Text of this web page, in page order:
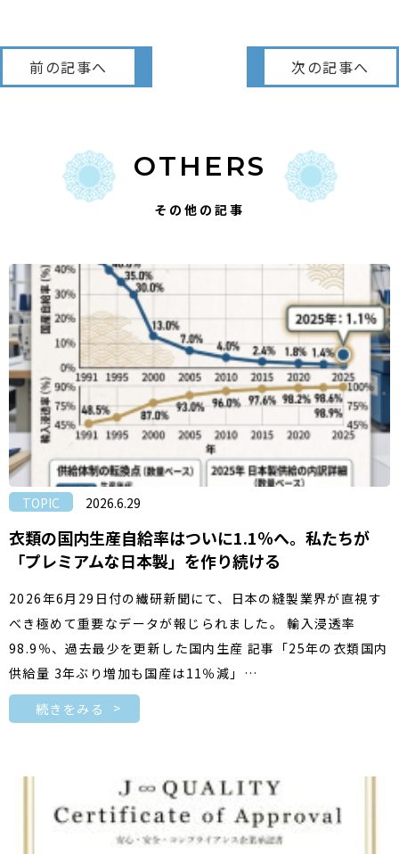
前の記事へ 次の記事へ
OTHERS
その他の記事
TOPIC 2026.6.29
衣類の国内生産自給率はついに1.1％へ。私たちが
「プレミアムな日本製」を作り続ける
2026年6月29日付の繊研新聞にて、日本の縫製業界が直視す
べき極めて重要なデータが報じられました。 輸入浸透率
98.9％、過去最少を更新した国内生産 記事「25年の衣類国内
供給量 3年ぶり増加も国産は11％減」…
続きをみる